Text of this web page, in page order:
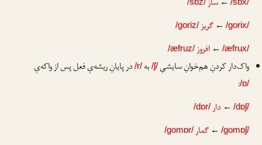
/gorix/
←گریز/goriz/
/æfrux/
←افروز/æfruz/
واک‌دار کردنِ هم‌خوانِ سایشیِ/ʃ/به/r/در پایانِ ریشه‌یِ فعل پس از واکه‌یِ
/ɒ/
:
/dɒʃ/
←دار/dɒr/
/gomɒʃ/
←گمار/gomɒr/